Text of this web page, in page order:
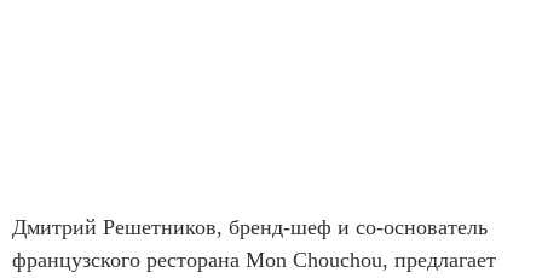
Дмитрий Решетников, бренд-шеф и со-основатель
французского ресторана Mon Chouchou, предлагает